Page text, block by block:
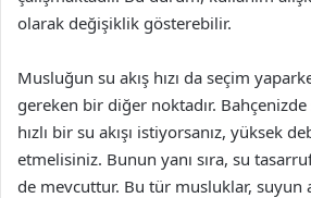
olarak değişiklik gösterebilir.
Musluğun su akış hızı da seçim
gereken bir diğer noktadır.
hızlı bir su akışı istiyorsanız, yüksek
etmelisiniz. Bunun yanı sıra, su
de mevcuttur. Bu tür musluklar, suyun